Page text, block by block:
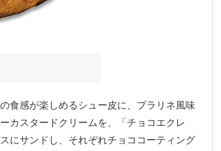
食感が楽しめるシュー皮に、プラリネ風味
カスタードクリームを、「チョコエクレ
にサンドし、それぞれチョココーティング